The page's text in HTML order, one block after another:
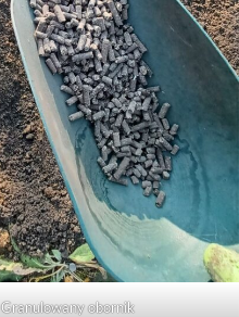
Granulowany obornik